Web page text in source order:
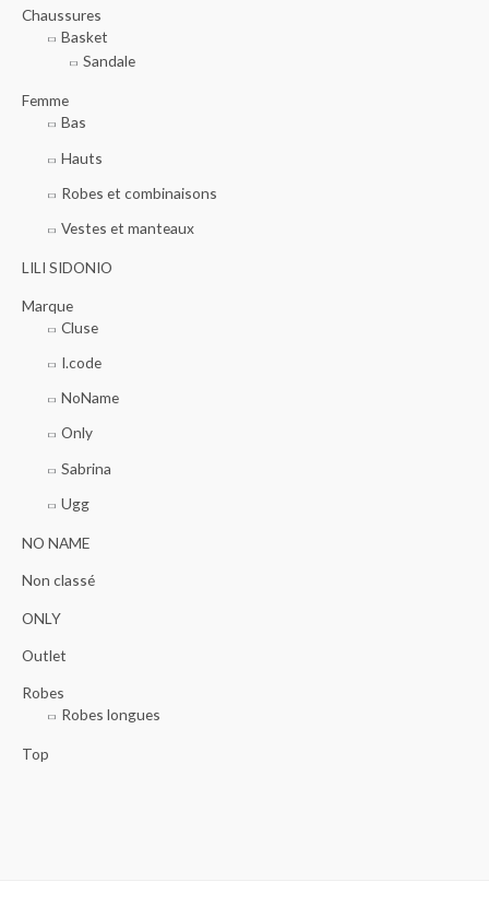
rChaussures
Basket
Sandale
Femme
Bas
Hauts
Robes et combinaisons
Vestes et manteaux
LILI SIDONIO
Marque
Cluse
I.code
NoName
Only
Sabrina
Ugg
NO NAME
Non classé
ONLY
Outlet
Robes
Robes longues
Top